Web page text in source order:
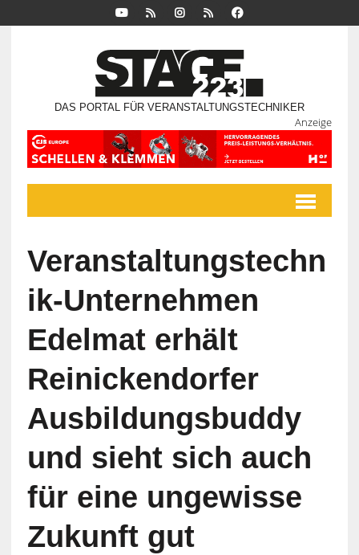
DAS PORTAL FÜR VERANSTALTUNGSTECHNIKER
Anzeige
Veranstaltungstechn
ik-Unternehmen
Edelmat erhält
Reinickendorfer
Ausbildungsbuddy
und sieht sich auch
für eine ungewisse
Zukunft gut